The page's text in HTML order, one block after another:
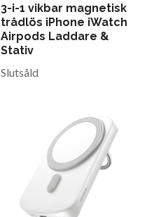
3-i-1 vikbar magnetisk
trådlös iPhone iWatch
Airpods Laddare &
Stativ
Slutsåld